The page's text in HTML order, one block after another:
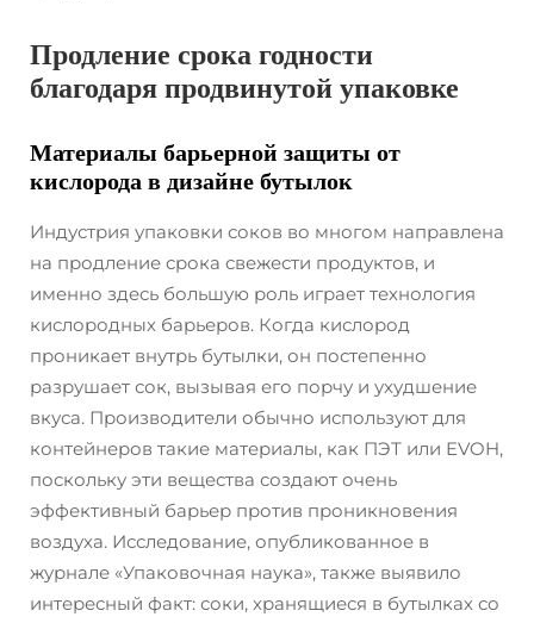
Продление срока годности
благодаря продвинутой упаковке
Материалы барьерной защиты от
кислорода в дизайне бутылок
Индустрия упаковки соков во многом направлена
на продление срока свежести продуктов, и
именно здесь большую роль играет технология
кислородных барьеров. Когда кислород
проникает внутрь бутылки, он постепенно
разрушает сок, вызывая его порчу и ухудшение
вкуса. Производители обычно используют для
контейнеров такие материалы, как ПЭТ или EVOH,
поскольку эти вещества создают очень
эффективный барьер против проникновения
воздуха. Исследование, опубликованное в
журнале «Упаковочная наука», также выявило
интересный факт: соки, хранящиеся в бутылках со